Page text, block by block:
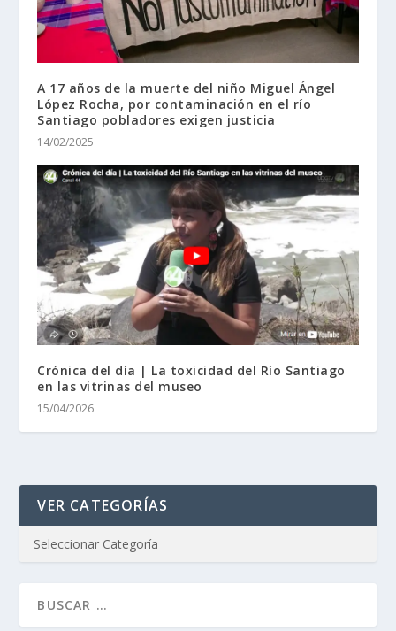
A 17 años de la muerte del niño Miguel Ángel
López Rocha, por contaminación en el río
Santiago pobladores exigen justicia
14/02/2025
Crónica del día | La toxicidad del Río Santiago
en las vitrinas del museo
15/04/2026
VER CATEGORÍAS